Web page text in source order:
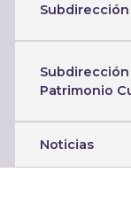
Patrimonio
Noticias